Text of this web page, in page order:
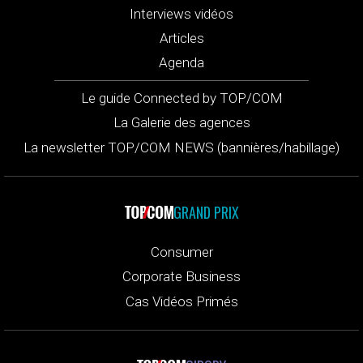
Interviews vidéos
Articles
Agenda
Le guide Connected by TOP/COM
La Galerie des agences
La newsletter TOP/COM NEWS (bannières/habillage)
GRAND PRIX
Consumer
Corporate Business
Cas Vidéos Primés